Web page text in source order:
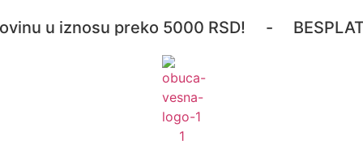
u iznosu preko 5000 RSD! -